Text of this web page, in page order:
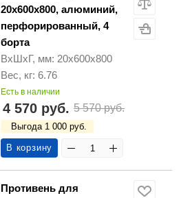
20х600х800, алюминий,
перфорированный, 4
борта
ВхШхГ, мм: 20х600х800
Вес, кг: 6.76
Есть в наличии
4 570 руб. 5 570 руб.
Выгода 1 000 руб.
В корзину
Противень для